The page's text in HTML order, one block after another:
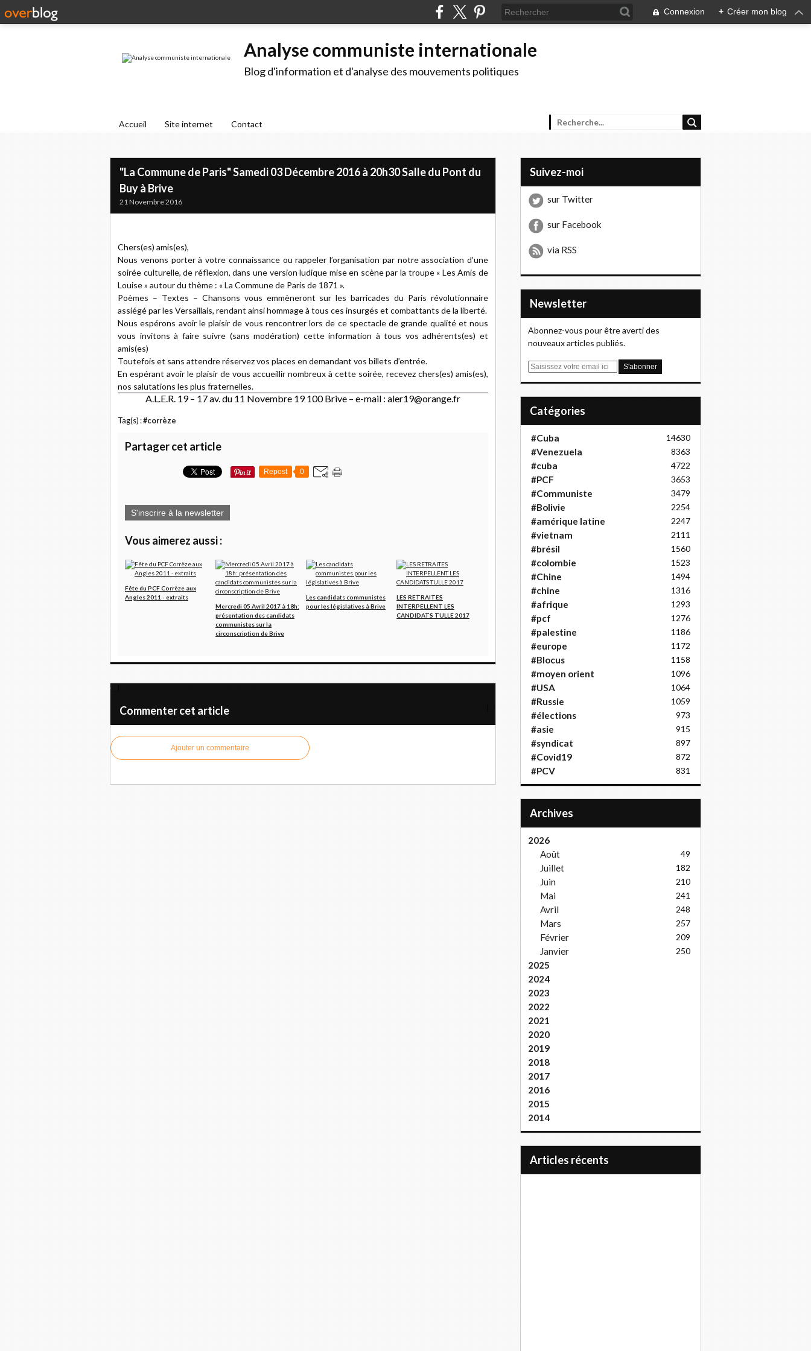
Connexion + Créer mon blog
Analyse communiste internationale
Blog d'information et d'analyse des mouvements politiques
Accueil Site internet Contact
"La Commune de Paris" Samedi 03 Décembre 2016 à 20h30 Salle du Pont du
Buy à Brive
21 Novembre 2016
Chers(es) amis(es),
Nous venons porter à votre connaissance ou rappeler l’organisation par notre association d’une
soirée culturelle, de réflexion, dans une version ludique mise en scène par la troupe « Les Amis de
Louise » autour du thème : « La Commune de Paris de 1871 ».
Poèmes – Textes – Chansons vous emmèneront sur les barricades du Paris révolutionnaire
assiégé par les Versaillais, rendant ainsi hommage à tous ces insurgés et combattants de la liberté.
Nous espérons avoir le plaisir de vous rencontrer lors de ce spectacle de grande qualité et nous
vous invitons à faire suivre (sans modération) cette information à tous vos adhérents(es) et
amis(es)
Toutefois et sans attendre réservez vos places en demandant vos billets d’entrée.
En espérant avoir le plaisir de vous accueillir nombreux à cette soirée, recevez chers(es) amis(es),
nos salutations les plus fraternelles.
A.L.E.R. 19 – 17 av. du 11 Novembre 19 100 Brive – e-mail : aler19@orange.fr
Tag(s) :#corrèze
Partager cet article
Repost 0
S'inscrire à la newsletter
Vous aimerez aussi :
Fête du PCF Corrèze aux
Angles 2011 - extraits
Mercredi 05 Avril 2017 à 18h:
présentation des candidats
communistes sur la
circonscription de Brive
Les candidats communistes
pour les législatives à Brive
LES RETRAITES
INTERPELLENT LES
CANDIDATS TULLE 2017
Commenter cet article
Ajouter un commentaire
Suivez-moi
sur Twitter
sur Facebook
via RSS
Newsletter
Abonnez-vous pour être averti des
nouveaux articles publiés.
E
Catégories
#Cuba 14630
#Venezuela 8363
#cuba 4722
#PCF 3653
#Communiste 3479
#Bolivie 2254
#amérique latine 2247
#vietnam 2111
#brésil 1560
#colombie 1523
#Chine 1494
#chine 1316
#afrique 1293
#pcf 1276
#palestine 1186
#europe 1172
#Blocus 1158
#moyen orient 1096
#USA 1064
#Russie 1059
#élections 973
#asie 915
#syndicat 897
#Covid19 872
#PCV 831
Archives
2026
Août
49
Juillet 182
Juin 210
Mai 241
Avril 248
Mars 257
Février 209
Janvier 250
2025
2024
2023
2022
2021
2020
2019
2018
2017
2016
2015
2014
articles récents